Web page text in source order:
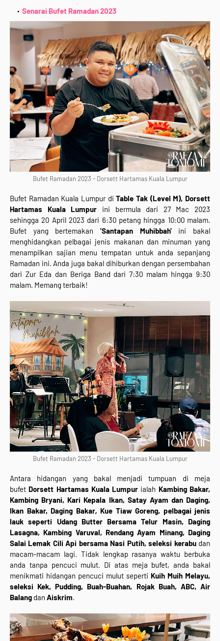
Senarai Bufet Ramadan 2023
Bufet Ramadan 2023 - Dorsett Hartamas Kuala Lumpur
Bufet Ramadan Kuala Lumpur diTable Tak (Level M), Dorsett
Hartamas Kuala Lumpur ini bermula dari 27 Mac 2023
sehingga 20 April 2023 dari 6:30 petang hingga 10:00 malam.
Bufet yang bertemakan 'Santapan Muhibbah'ini bakal
menghidangkan pelbagai jenis makanan dan minuman yang
menampilkan sajian menu tempatan untuk anda sepanjang
Ramadan ini. Anda juga bakal dihiburkan dengan persembahan
dari Zur Eda dan Beriga Band dari 7:30 malam hingga 9:30
malam. Memang terbaik!
Bufet Ramadan 2023 - Dorsett Hartamas Kuala Lumpur
Antara hidangan yang bakal menjadi tumpuan di meja
bufet Dorsett Hartamas Kuala Lumpur ialah Kambing Bakar,
Kambing Bryani, Kari Kepala Ikan, Satay Ayam dan Daging,
Ikan Bakar, Daging Bakar, Kue Tiaw Goreng, pelbagai jenis
lauk seperti Udang Butter Bersama Telur Masin, Daging
Lasagna, Kambing Varuval, Rendang Ayam Minang, Daging
Salai Lemak Cili Api bersama Nasi Putih, seleksi kerabudan
macam-macam lagi. Tidak lengkap rasanya waktu berbuka
anda tanpa pencuci mulut. Di atas meja bufet, anda bakal
menikmati hidangan pencuci mulut seperti Kuih Muih Melayu,
seleksi Kek, Pudding, Buah-Buahan, Rojak Buah, ABC, Air
Balang dan Aiskrim.